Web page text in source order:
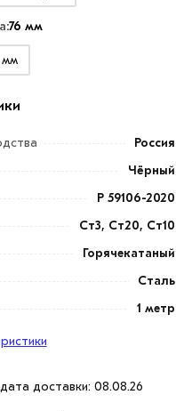
76 мм
мм
Россия
Чёрный
Р 59106-2020
Ст3, Ст20, Ст10
Горячекатаный
Сталь
1 метр
доставки: 08.08.26